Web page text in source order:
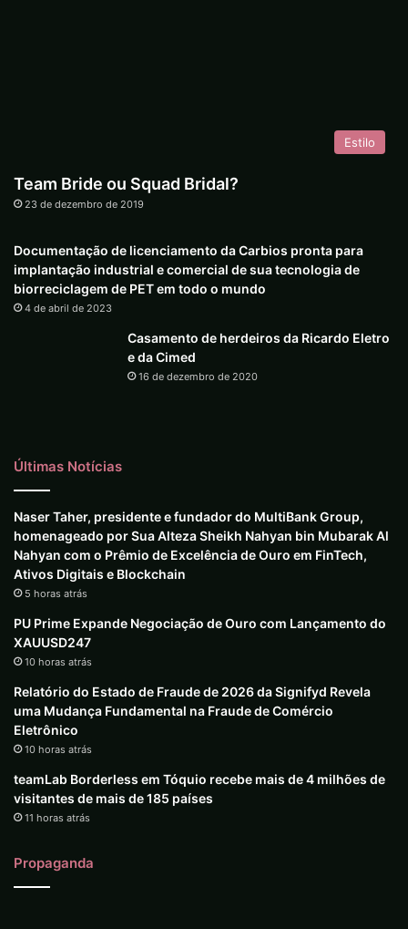
Estilo
Team Bride ou Squad Bridal?
23 de dezembro de 2019
Documentação de licenciamento da Carbios pronta para
implantação industrial e comercial de sua tecnologia de
biorreciclagem de PET em todo o mundo
4 de abril de 2023
Casamento de herdeiros da Ricardo Eletro
e da Cimed
16 de dezembro de 2020
Últimas Notícias
Naser Taher, presidente e fundador do MultiBank Group,
homenageado por Sua Alteza Sheikh Nahyan bin Mubarak Al
Nahyan com o Prêmio de Excelência de Ouro em FinTech,
Ativos Digitais e Blockchain
5 horas atrás
PU Prime Expande Negociação de Ouro com Lançamento do
XAUUSD247
10 horas atrás
Relatório do Estado de Fraude de 2026 da Signifyd Revela
uma Mudança Fundamental na Fraude de Comércio
Eletrônico
10 horas atrás
teamLab Borderless em Tóquio recebe mais de 4 milhões de
visitantes de mais de 185 países
11 horas atrás
Propaganda